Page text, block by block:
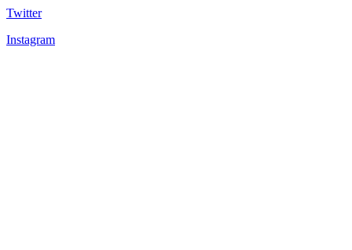
Twitter
Instagram